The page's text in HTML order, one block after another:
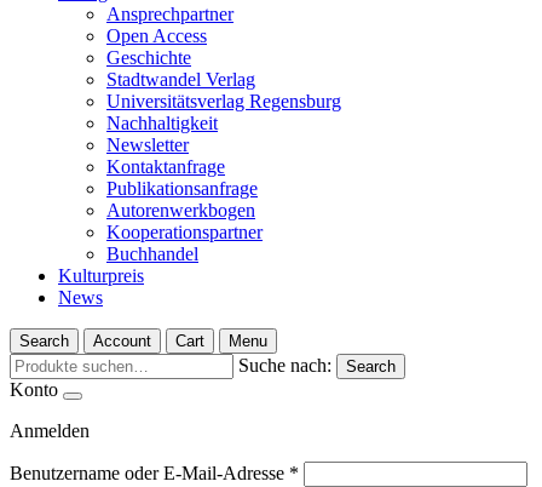
Ansprechpartner
Open Access
Geschichte
Stadtwandel Verlag
Universitätsverlag Regensburg
Nachhaltigkeit
Newsletter
Kontaktanfrage
Publikationsanfrage
Autorenwerkbogen
Kooperationspartner
Buchhandel
Kulturpreis
News
Search Account Cart Menu
Suche nach: Search
Konto
Anmelden
Benutzername oder E-Mail-Adresse *